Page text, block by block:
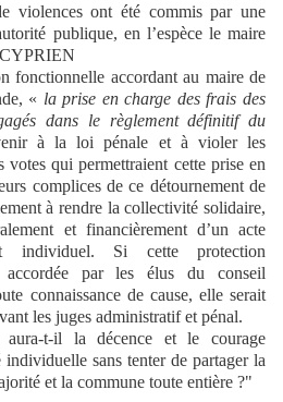
violences ont été commis par une
publique, en l’espèce le maire
fonctionnelle accordant au maire de
« la prise en charge des frais des
dans le règlement définitif du
à la loi pénale et à violer les
qui permettraient cette prise en
complices de ce détournement de
à rendre la collectivité solidaire,
et financièrement d’un acte
individuel. Si cette protection
accordée par les élus du conseil
connaissance de cause, elle serait
les juges administratif et pénal.
t-il la décence et le courage
individuelle sans tenter de partager la
et la commune toute entière ?"